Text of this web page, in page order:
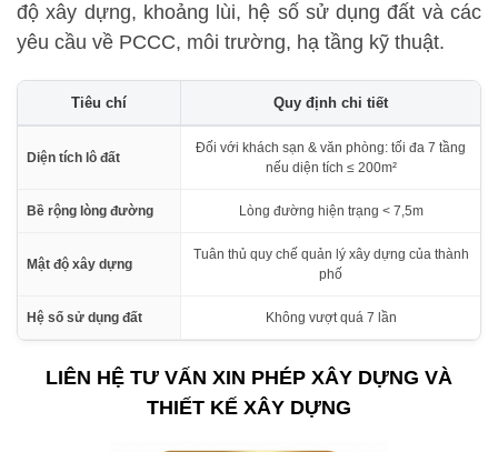
độ xây dựng, khoảng lùi, hệ số sử dụng đất và các
yêu cầu về PCCC, môi trường, hạ tầng kỹ thuật.
Tiêu chí Quy định chi tiết
Diện tích lô đất
Đối với khách sạn & văn phòng: tối đa 7 tầng
nếu diện tích ≤ 200m²
Bề rộng lòng đường Lòng đường hiện trạng < 7,5m
Mật độ xây dựng
Tuân thủ quy chế quản lý xây dựng của thành
phố
Hệ số sử dụng đất Không vượt quá 7 lần
LIÊN HỆ TƯ VẤN XIN PHÉP XÂY DỰNG VÀ
THIẾT KẾ XÂY DỰNG